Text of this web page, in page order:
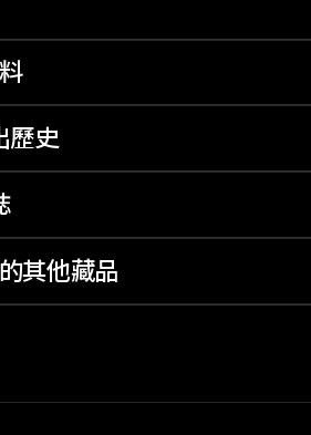
歷史
其他藏品